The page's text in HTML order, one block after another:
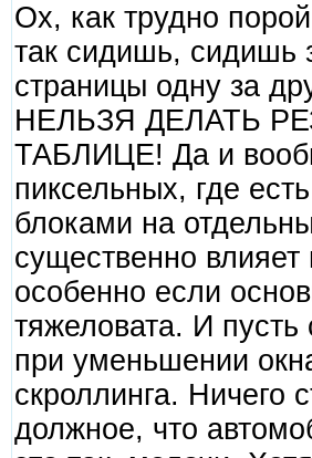
Ох, как трудно
так сидишь, сидишь
страницы одну за
НЕЛЬЗЯ ДЕЛАТЬ
ТАБЛИЦЕ! Да и
пиксельных, где
блоками на
существенно
особенно если
тяжеловата. И
при уменьшении
скроллинга. Ничего
должное, что